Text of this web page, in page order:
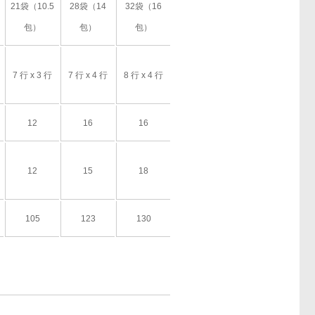
21袋（10.5
包）
28袋（14
包）
32袋（16
包）
7 行 x 3 行 7 行 x 4 行 8 行 x 4 行
12 16 16
12 15 18
105 123 130